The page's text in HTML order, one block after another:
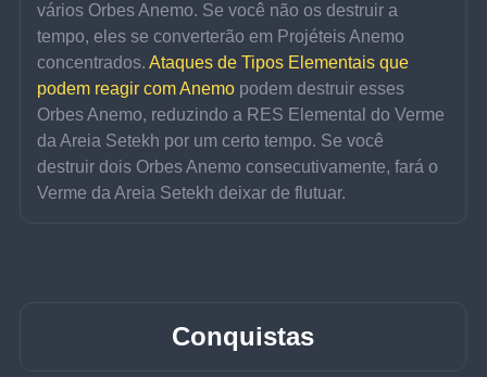
vários Orbes Anemo. Se você não os destruir a
tempo, eles se converterão em Projéteis Anemo
concentrados. Ataques de Tipos Elementais que
podem reagir com Anemo podem destruir esses
Orbes Anemo, reduzindo a RES Elemental do Verme
da Areia Setekh por um certo tempo. Se você
destruir dois Orbes Anemo consecutivamente, fará o
Verme da Areia Setekh deixar de flutuar.
Conquistas